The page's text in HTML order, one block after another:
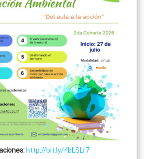
http://bit.ly/4bLSLr7